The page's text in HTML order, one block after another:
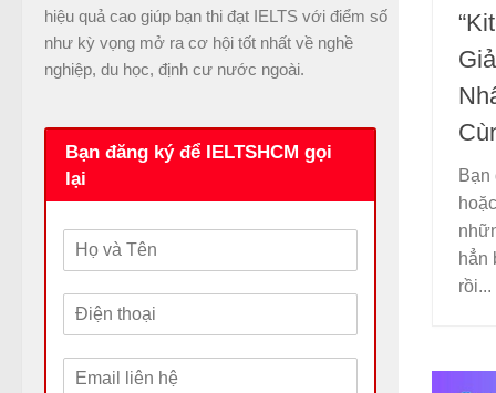
Bạn
hẳn
rồi...
hiệu quả cao giúp bạn thi đạt IELTS với điểm số
như kỳ vọng mở ra cơ hội tốt nhất về nghề
nghiệp, du học, định cư nước ngoài.
Bạn đăng ký để IELTSHCM gọi
lại
m